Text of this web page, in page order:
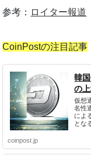
参考： ロイター報道
CoinPostの注目記事
韓
の
仮想
名性
によ
とな
coinpost.jp